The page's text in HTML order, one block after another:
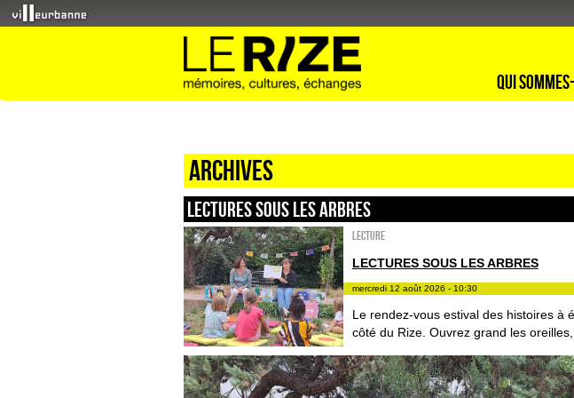
Qui
Archives
LECTURES SOUS LES ARBRES
Lecture
LECTURES SOUS LES ARBRES
mercredi 12 août 2026 - 10:30
Le rendez-vous estival des histoires à
côté du Rize. Ouvrez grand les